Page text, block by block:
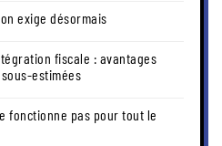
exige désormais
fiscale : avantages
estimées
fonctionne pas pour tout le